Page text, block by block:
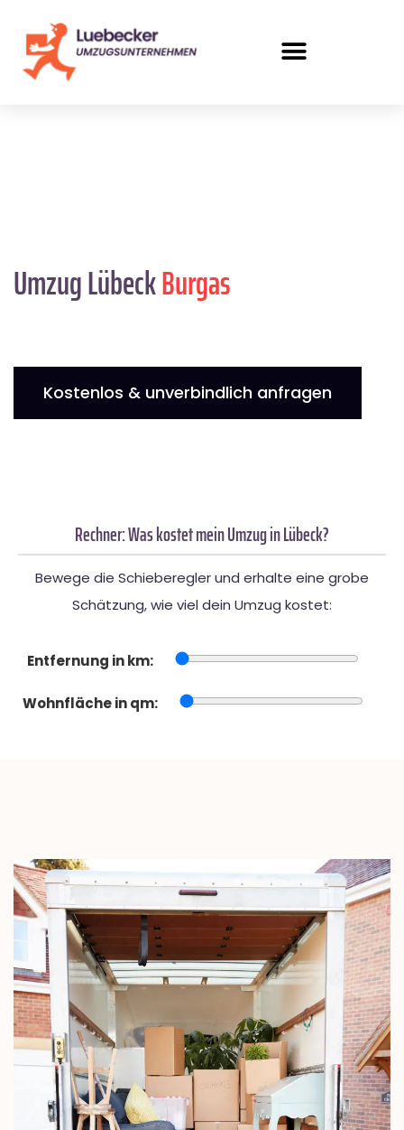
Umzug LübeckBurgas
Kostenlos & unverbindlich anfragen
Rechner: Was kostet mein Umzug in Lübeck?
Bewege die Schieberegler und erhalte eine grobe
Schätzung, wie viel dein Umzug kostet:
Entfernung in km:
Wohnfläche in qm: